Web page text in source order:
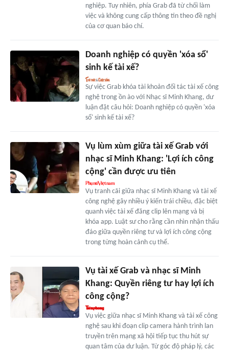
nghiệp. Tuy nhiên, phía Grab đã từ chối làm
việc và không cung cấp thông tin theo đề nghị
của cơ quan báo chí.
Doanh nghiệp có quyền 'xóa sổ'
sinh kế tài xế?
Sự việc Grab khóa tài khoản đối tác tài xế công
nghệ trong ồn ào với Nhạc sĩ Minh Khang, dư
luận đặt câu hỏi: Doanh nghiệp có quyền 'xóa
sổ' sinh kế tài xế?
Vụ lùm xùm giữa tài xế Grab với
nhạc sĩ Minh Khang: 'Lợi ích công
cộng' cần được ưu tiên
Vụ tranh cãi giữa nhạc sĩ Minh Khang và tài xế
công nghệ gây nhiều ý kiến trái chiều, đặc biệt
quanh việc tài xế đăng clip lên mạng và bị
khóa app. Luật sư cho rằng cần nhìn nhận thấu
đáo giữa quyền riêng tư và lợi ích công cộng
trong từng hoàn cảnh cụ thể.
Vụ tài xế Grab và nhạc sĩ Minh
Khang: Quyền riêng tư hay lợi ích
công cộng?
Vụ việc giữa nhạc sĩ Minh Khang và tài xế công
nghệ sau khi đoạn clip camera hành trình lan
truyền trên mạng xã hội tiếp tục thu hút sự
quan tâm của dư luận. Từ góc độ pháp lý, các